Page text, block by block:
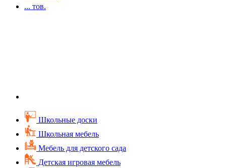
... тов.
Школьные доски
Школьная мебель
Мебель для детского сада
Детская игровая мебель